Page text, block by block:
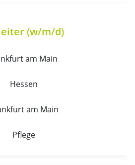
(w/m/d)
am Main
Hessen
am Main
Pflege